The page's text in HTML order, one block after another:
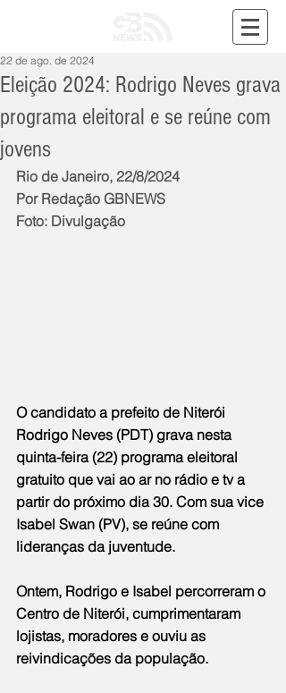
Eleição 2024: Rodrigo Neves grava
programa eleitoral e se reúne com
jovens
22 de ago. de 2024
Rio de Janeiro, 22/8/2024
Por Redação GBNEWS
Foto: Divulgação
O candidato a prefeito de Niterói
Rodrigo Neves (PDT) grava nesta
quinta-feira (22) programa eleitoral
gratuito que vai ao ar no rádio e tv a
partir do próximo dia 30. Com sua vice
Isabel Swan (PV), se reúne com
lideranças da juventude.
Ontem, Rodrigo e Isabel percorreram o
Centro de Niterói, cumprimentaram
lojistas, moradores e ouviu as
reivindicações da população.